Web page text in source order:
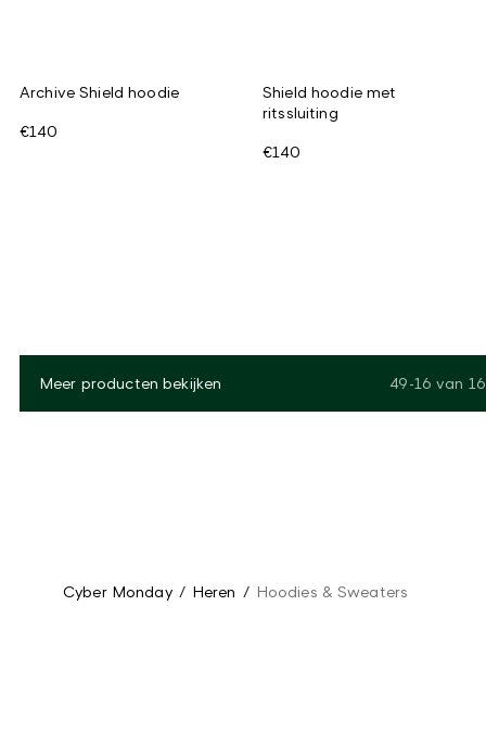
Archive Shield hoodie
€140
Shield hoodie met
ritssluiting
€140
Meer producten bekijken 49-16 van 16
Cyber Monday / Heren / Hoodies & Sweaters